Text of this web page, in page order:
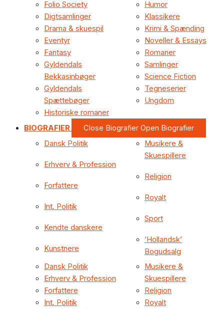
Folio Society
Digtsamlinger
Drama & skuespil
Eventyr
Fantasy
Gyldendals
Bekkasinbøger
Gyldendals
Spættebøger
Historiske romaner
Humor
Klassikere
Krimi & Spænding
Noveller & Essays
Romaner
Samlinger
Science Fiction
Tegneserier
Ungdom
BIOGRAFIER Close Biografier Open Biografier
Dansk Politik
Erhverv & Profession
Forfattere
Int. Politik
Kendte danskere
Kunstnere
Musikere &
Skuespillere
Religion
Royalt
Sport
‘Hollandsk’
Bogudsalg
Dansk Politik
Erhverv & Profession
Forfattere
Int. Politik
Musikere &
Skuespillere
Religion
Royalt